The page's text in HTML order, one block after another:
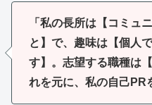
「私の長所は【コミュ
と】で、趣味は【個人
す】。志望する職種は
れを元に、私の自己PR